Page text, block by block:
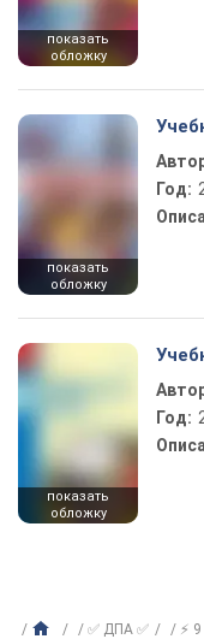
показать
обложку
показать
обложку
Год:
показать
обложку
Год:
✅ ДПА ✅ ⚡